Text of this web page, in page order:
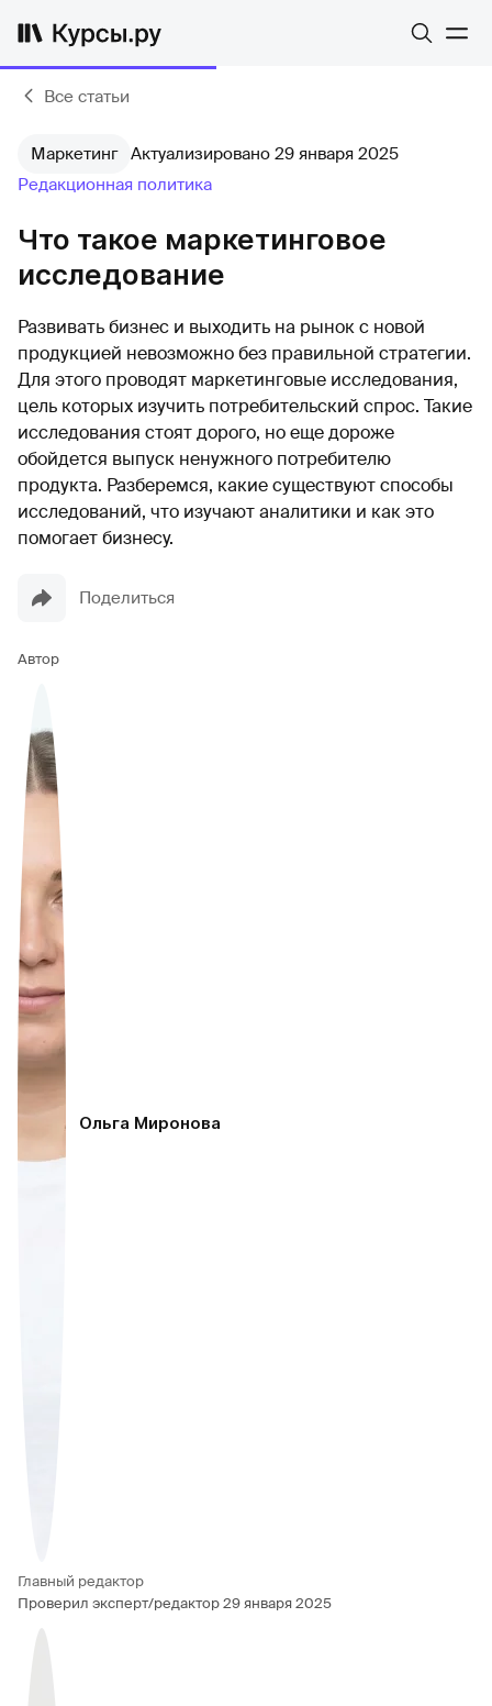
Все статьи
Маркетинг Актуализировано 29 января 2025
Редакционная политика
Что такое маркетинговое
исследование
Развивать бизнес и выходить на рынок с новой
продукцией невозможно без правильной стратегии.
Для этого проводят маркетинговые исследования,
цель которых изучить потребительский спрос. Такие
исследования стоят дорого, но еще дороже
обойдется выпуск ненужного потребителю
продукта. Разберемся, какие существуют способы
исследований, что изучают аналитики и как это
помогает бизнесу.
Поделиться
Автор
Ольга Миронова
Главный редактор
Проверил эксперт/редактор29 января 2025